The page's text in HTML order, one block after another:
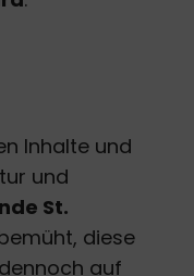
Inhalte und
und
St.
diese
auf